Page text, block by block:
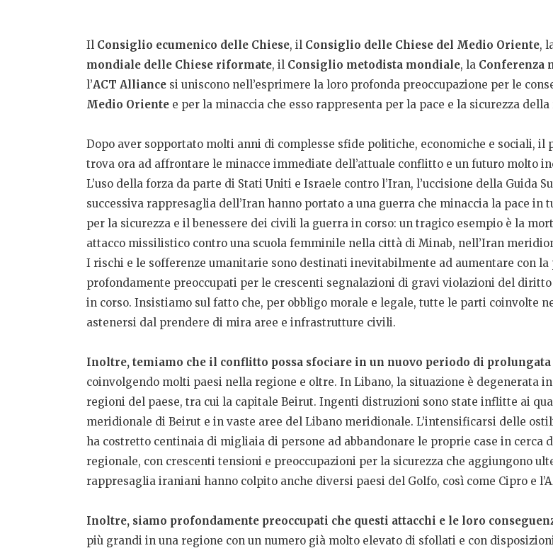
Il Consiglio ecumenico delle Chiese, il Consiglio delle Chiese del Medio Oriente,
mondiale delle Chiese riformate, il Consiglio metodista mondiale, la Conferenza
l’ACT Alliance si uniscono nell’esprimere la loro profonda preoccupazione per le
Medio Oriente e per la minaccia che esso rappresenta per la pace e la sicurezza
Dopo aver sopportato molti anni di complesse sfide politiche, economiche e sociali,
trova ora ad affrontare le minacce immediate dell’attuale conflitto e un futuro molto
L’uso della forza da parte di Stati Uniti e Israele contro l’Iran, l’uccisione della Guida
successiva rappresaglia dell’Iran hanno portato a una guerra che minaccia la pace
per la sicurezza e il benessere dei civili la guerra in corso: un tragico esempio è la
attacco missilistico contro una scuola femminile nella città di Minab, nell’Iran
I rischi e le sofferenze umanitarie sono destinati inevitabilmente ad aumentare con
profondamente preoccupati per le crescenti segnalazioni di gravi violazioni del
in corso. Insistiamo sul fatto che, per obbligo morale e legale, tutte le parti coinvolte
astenersi dal prendere di mira aree e infrastrutture civili.
Inoltre, temiamo che il conflitto possa sfociare in un nuovo periodo di
coinvolgendo molti paesi nella regione e oltre. In Libano, la situazione è degenerata
regioni del paese, tra cui la capitale Beirut. Ingenti distruzioni sono state inflitte ai
meridionale di Beirut e in vaste aree del Libano meridionale. L’intensificarsi delle
ha costretto centinaia di migliaia di persone ad abbandonare le proprie case in cerca
regionale, con crescenti tensioni e preoccupazioni per la sicurezza che aggiungono
rappresaglia iraniani hanno colpito anche diversi paesi del Golfo, così come Cipro e
Inoltre, siamo profondamente preoccupati che questi attacchi e le loro
più grandi in una regione con un numero già molto elevato di sfollati e con